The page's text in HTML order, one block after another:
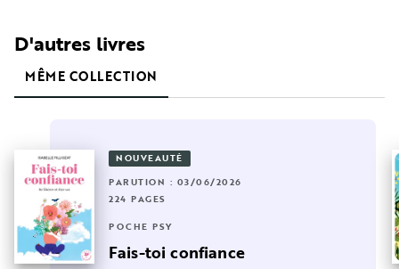
D'autres livres
MÊME COLLECTION
NOUVEAUTÉ
PARUTION : 03/06/2026
224 PAGES
POCHE PSY
Fais-toi confiance